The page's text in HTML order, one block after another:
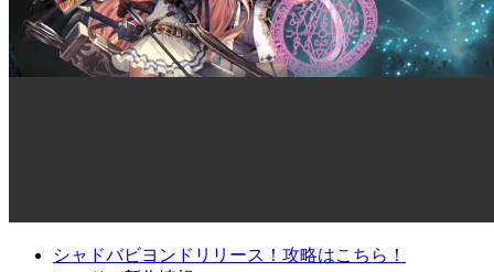
シャドバビヨンドリリース！攻略はこちら！